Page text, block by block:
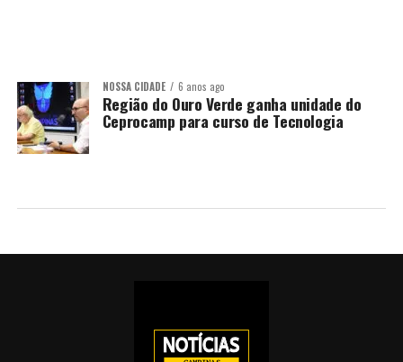
NOSSA CIDADE 6 anos ago
Região do Ouro Verde ganha unidade do
Ceprocamp para curso de Tecnologia